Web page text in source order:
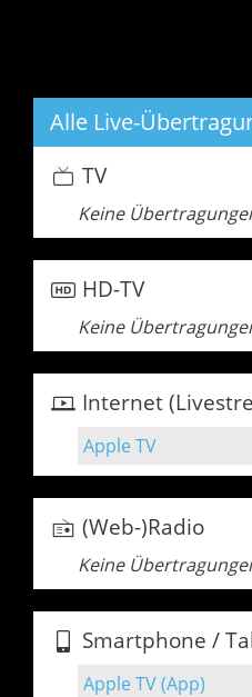
Alle Live-
TV
Keine
HD-TV
Keine
Internet
Apple TV
(Web-)Radio
Keine
Smartphone /
Apple TV (App)